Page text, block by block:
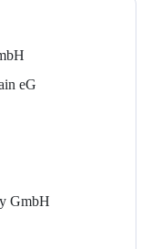
eG
GmbH